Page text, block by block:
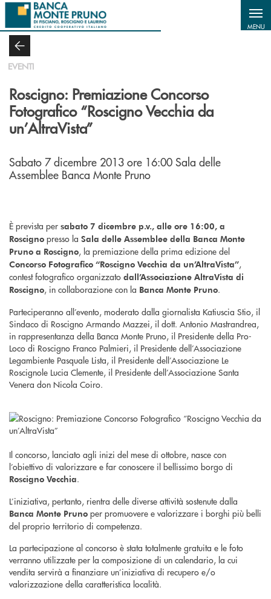
Salta al contenuto principale
MENU
EVENTI
Roscigno: Premiazione Concorso
Fotografico “Roscigno Vecchia da
un’AltraVista”
Sabato 7 dicembre 2013 ore 16:00 Sala delle
Assemblee Banca Monte Pruno
È prevista per sabato 7 dicembre p.v., alle ore 16:00, a
Roscigno presso la Sala delle Assemblee della Banca Monte
Pruno a Roscigno, la premiazione della prima edizione del
Concorso Fotografico “Roscigno Vecchia da un’AltraVista”,
contest fotografico organizzato dall’Associazione AltraVista di
Roscigno, in collaborazione con la Banca Monte Pruno.
Parteciperanno all’evento, moderato dalla giornalista Katiuscia Stio, il
Sindaco di Roscigno Armando Mazzei, il dott. Antonio Mastrandrea,
in rappresentanza della Banca Monte Pruno, il Presidente della Pro-
Loco di Roscigno Franco Palmieri, il Presidente dell’Associazione
Legambiente Pasquale Lista, il Presidente dell’Associazione Le
Roscignole Lucia Clemente, il Presidente dell’Associazione Santa
Venera don Nicola Coiro.
Il concorso, lanciato agli inizi del mese di ottobre, nasce con
l’obiettivo di valorizzare e far conoscere il bellissimo borgo di
Roscigno Vecchia.
L’iniziativa, pertanto, rientra delle diverse attività sostenute dalla
Banca Monte Pruno per promuovere e valorizzare i borghi più belli
del proprio territorio di competenza.
La partecipazione al concorso è stata totalmente gratuita e le foto
verranno utilizzate per la composizione di un calendario, la cui
vendita servirà a finanziare un’iniziativa di recupero e/o
valorizzazione della caratteristica località.